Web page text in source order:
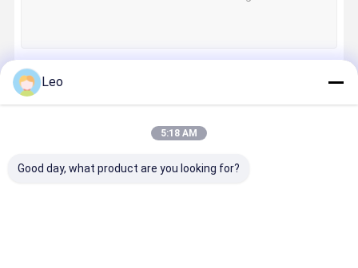
Leo
5:18 AM
Good day, what product are you looking for?